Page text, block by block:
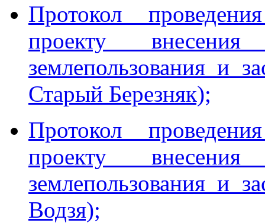
Протокол
проекту
землепользования и
Старый Березняк);
Протокол
проекту
землепользования и
Водзя);